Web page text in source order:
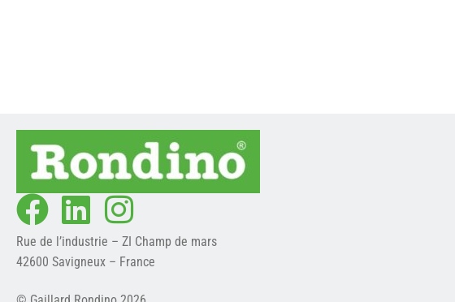
Rue de l’industrie – ZI Champ de mars
42600 Savigneux – France